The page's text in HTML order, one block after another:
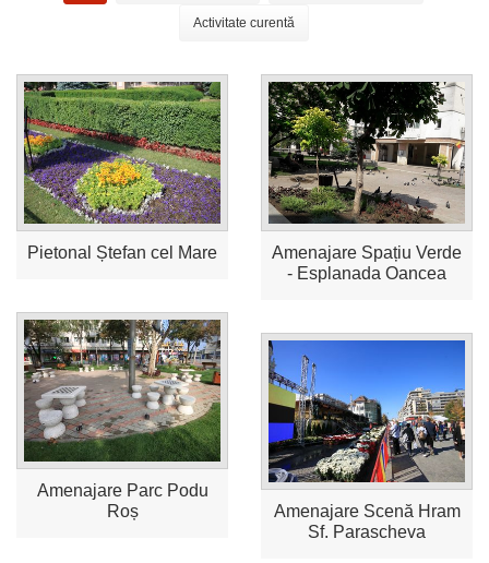
Activitate curentă
Pietonal Ștefan cel Mare
Amenajare Spațiu Verde
- Esplanada Oancea
Amenajare Parc Podu
Roș
Amenajare Scenă Hram
Sf. Parascheva